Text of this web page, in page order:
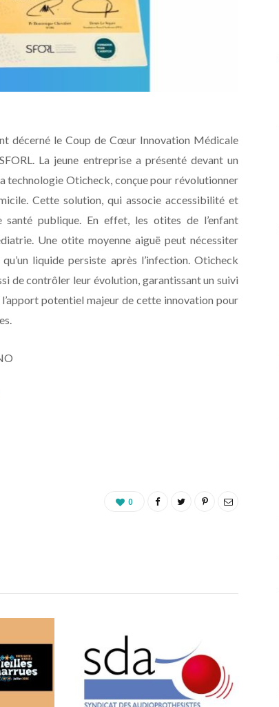
décerné le Coup de Cœur Innovation Médicale
La jeune entreprise a présenté devant un
technologie Oticheck, conçue pour révolutionner
Cette solution, qui associe accessibilité et
publique. En effet, les otites de l’enfant
Une otite moyenne aiguë peut nécessiter
liquide persiste après l’infection. Oticheck
de contrôler leur évolution, garantissant un suivi
potentiel majeur de cette innovation pour
0